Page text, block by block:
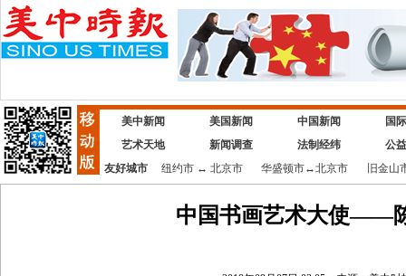
美中新闻 美国新闻 中国新闻
国
艺术天地
新闻调查 法制经纬
公
友好城市
纽约市↔ 北京市 华盛顿市↔北京市 旧金山
中国书画艺术大使——